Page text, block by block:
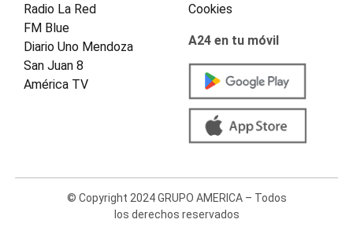
Radio La Red
FM Blue
Diario Uno Mendoza
San Juan 8
América TV
Cookies
A24 en tu móvil
© Copyright 2024 GRUPO AMERICA – Todos
los derechos reservados